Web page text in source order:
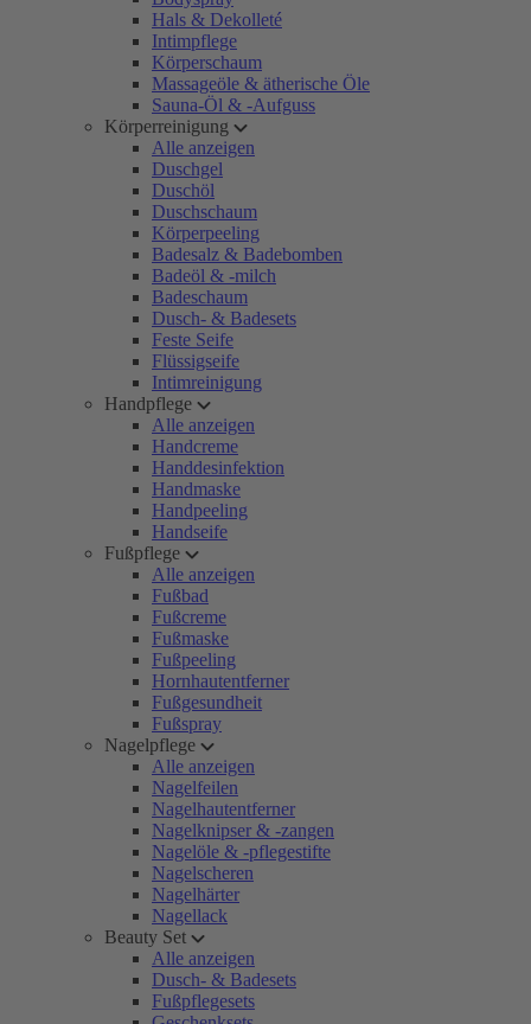
Hals & Dekolleté
Intimpflege
Körperschaum
Massageöle & ätherische Öle
Sauna-Öl & -Aufguss
Körperreinigung
Alle anzeigen
Duschgel
Duschöl
Duschschaum
Körperpeeling
Badesalz & Badebomben
Badeöl & -milch
Badeschaum
Dusch- & Badesets
Feste Seife
Flüssigseife
Intimreinigung
Handpflege
Alle anzeigen
Handcreme
Handdesinfektion
Handmaske
Handpeeling
Handseife
Fußpflege
Alle anzeigen
Fußbad
Fußcreme
Fußmaske
Fußpeeling
Hornhautentferner
Fußgesundheit
Fußspray
Nagelpflege
Alle anzeigen
Nagelfeilen
Nagelhautentferner
Nagelknipser & -zangen
Nagelöle & -pflegestifte
Nagelscheren
Nagelhärter
Nagellack
Beauty Set
Alle anzeigen
Dusch- & Badesets
Fußpflegesets